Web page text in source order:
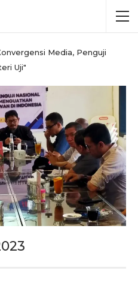
Media, Penguji
Uji"